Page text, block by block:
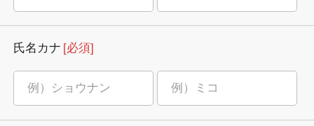
氏名カナ [必須]